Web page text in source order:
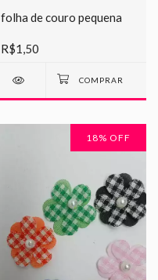
folha de couro pequena
R$1,50
18% OFF